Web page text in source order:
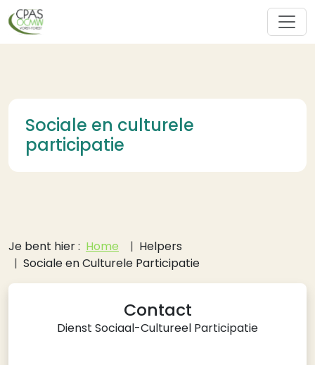
Overslaan en naar de inhoud gaan
Sociale en culturele
participatie
Kruimelpad
Je bent hier : Home
Helpers
Sociale en Culturele Participatie
Contact
Dienst Sociaal-Cultureel Participatie